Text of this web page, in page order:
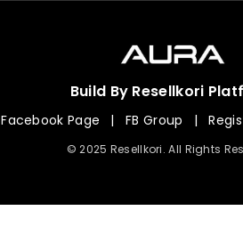
Build By Resellkori
Facebook Page | FB Group |
© 2025 Resellkori. All Rights